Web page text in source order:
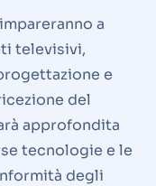
a
televisivi,
e
del
approfondita
tecnologie e le
degli